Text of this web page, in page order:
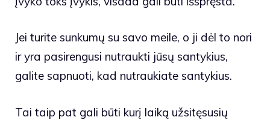
Jei turite sunkumų su savo meile, o ji dėl to nori
ir yra pasirengusi nutraukti jūsų santykius,
galite sapnuoti, kad nutraukiate santykius.
Tai taip pat gali būti kurį laiką užsitęsusių